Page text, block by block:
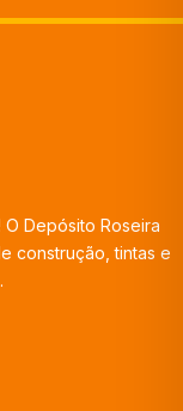
Depósito Roseira
construção, tintas e